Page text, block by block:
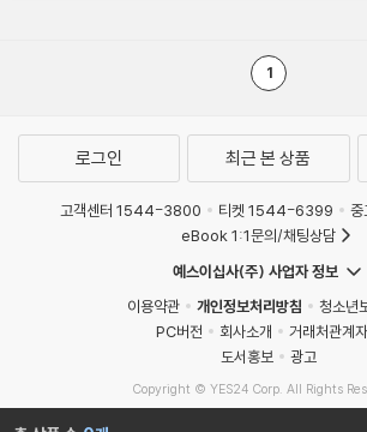
1
로그인 최근 본 상품
고객센터 1544-3800 티켓 1544-6399
eBook 1:1문의/채팅상담
예스이십사(주) 사업자 정보
이용약관
개인정보처리방침
청소년
PC버전
회사소개
거래처관계
도서홍보
광고
Copyright © YES24 Corp. All Rights
MATOM6